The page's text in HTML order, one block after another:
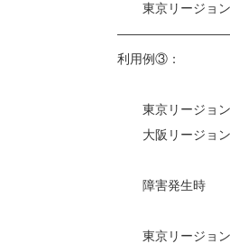
東京リージョン
利用例③：
東京リージョン
大阪リージョン
障害発生時
東京リージョン